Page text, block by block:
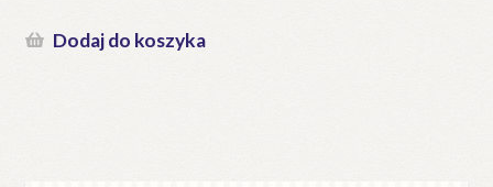
Dodaj do koszyka